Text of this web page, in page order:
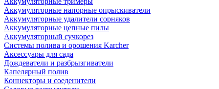
Аккумуляторные напорные опрыскиватели
Аккумуляторные удалители сорняков
Аккумуляторные цепные пилы
Аккумуляторный сучкорез
Системы полива и орошения Karcher
Аксессуары для сада
Дождеватели и разбрызгиватели
Капелярный полив
Коннекторы и соеденители